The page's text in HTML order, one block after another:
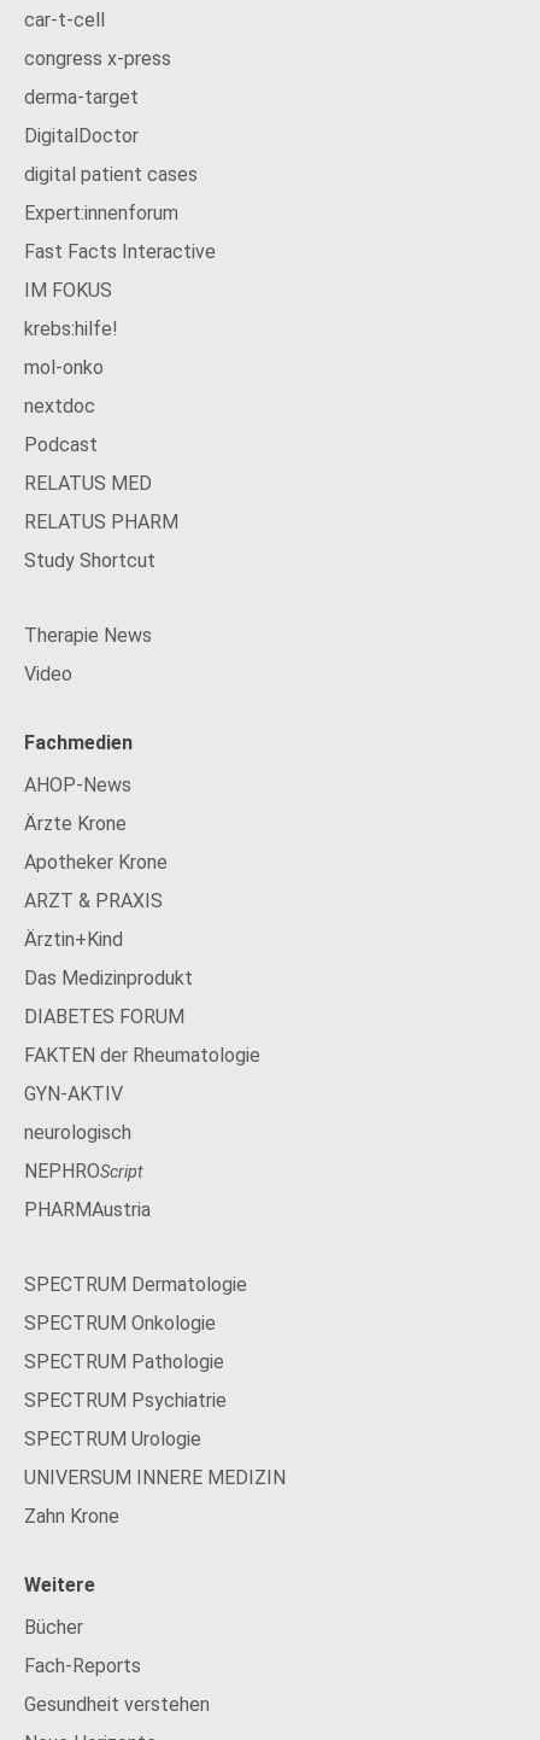
car-t-cell
congress x-press
derma-target
DigitalDoctor
digital patient cases
Expert:innenforum
Fast Facts Interactive
IM FOKUS
krebs:hilfe!
mol-onko
nextdoc
Podcast
RELATUS MED
RELATUS PHARM
Study Shortcut
Therapie News
Video
Fachmedien
AHOP-News
Ärzte Krone
Apotheker Krone
ARZT & PRAXIS
Ärztin+Kind
Das Medizinprodukt
DIABETES FORUM
FAKTEN der Rheumatologie
GYN-AKTIV
neurologisch
NEPHROScript
PHARMAustria
SPECTRUM Dermatologie
SPECTRUM Onkologie
SPECTRUM Pathologie
SPECTRUM Psychiatrie
SPECTRUM Urologie
UNIVERSUM INNERE MEDIZIN
Zahn Krone
Weitere
Bücher
Fach-Reports
Gesundheit verstehen